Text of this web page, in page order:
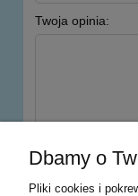
Twoja opinia:
Dbamy o
Pliki cookies i